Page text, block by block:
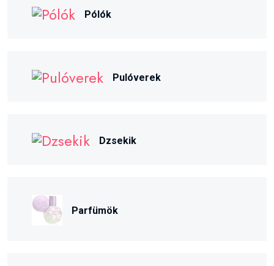
Pólók
Pulóverek
Dzsekik
Parfümök